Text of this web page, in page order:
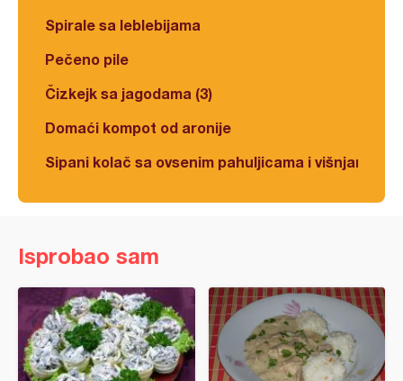
Spirale sa leblebijama
Pečeno pile
Čizkejk sa jagodama (3)
Domaći kompot od aronije
Sipani kolač sa ovsenim pahuljicama i višnjama
Isprobao sam